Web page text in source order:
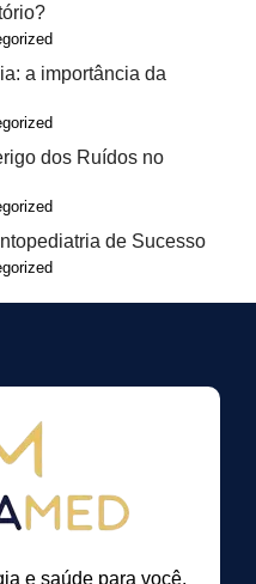
a importância da
dos Ruídos no
de Sucesso
e saúde para você.